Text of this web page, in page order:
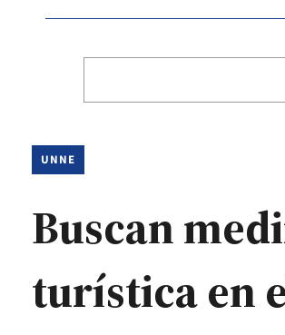
UNNE
Buscan
turística en